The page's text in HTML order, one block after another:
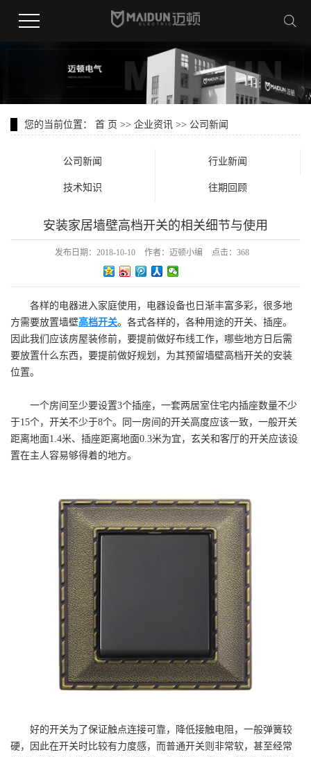
您的当前位置： 首 页 >> 企业资讯 >> 公司新闻
公司新闻 行业新闻
技术知识 往期回顾
安装家居墙壁高档开关的相关细节与使用
发布日期： 2018-10-10 作者： 迈顿小编 点击： 368
各样的电器进入家庭使用，电器设备也日渐丰富多彩，很多地
方需要放置墙壁高档开关。各式各样的，各种用途的开关、插座。
因此我们应该房屋装修前，要提前做好布线工作，哪些地方日后需
要放置什么东西，要提前做好规划，为其预留墙壁高档开关的安装
位置。
一个房间至少要设置3个插座，一套两居室住宅内插座数量不少
于15个，开关不少于8个。同一房间的开关高度应该一致，一般开关
距离地面1.4米、插座距离地面0.3米为宜，玄关和客厅的开关应该设
置在主人容易够得着的地方。
好的开关为了保证触点连接可靠，降低接触电阻，一般弹簧较
硬，因此在开关时比较有力度感，而普通开关则非常软，甚至经常